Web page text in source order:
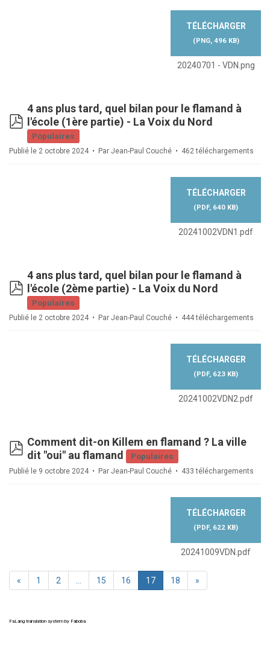
TÉLÉCHARGER
(PNG, 496 KB)
20240701 - VDN.png
pdf
4 ans plus tard, quel bilan pour le flamand à
l'école (1ère partie) - La Voix du Nord
Populaires
Publié le 2 octobre 2024 Par Jean-Paul Couché 462 téléchargements
TÉLÉCHARGER
(PDF, 640 KB)
20241002VDN1.pdf
pdf
4 ans plus tard, quel bilan pour le flamand à
l'école (2ème partie) - La Voix du Nord
Populaires
Publié le 2 octobre 2024 Par Jean-Paul Couché 444 téléchargements
TÉLÉCHARGER
(PDF, 623 KB)
20241002VDN2.pdf
pdf
Comment dit-on Killem en flamand ? La ville
dit "oui" au flamand
Populaires
Publié le 9 octobre 2024 Par Jean-Paul Couché 433 téléchargements
TÉLÉCHARGER
(PDF, 622 KB)
20241009VDN.pdf
« 1 2 15 16 17 18 »
FaLang translation system by Faboba